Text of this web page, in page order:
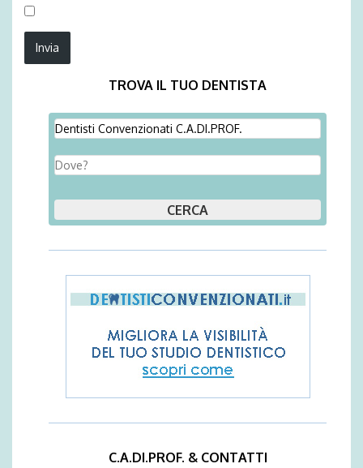
TROVA IL TUO DENTISTA
C.A.DI.PROF. & CONTATTI